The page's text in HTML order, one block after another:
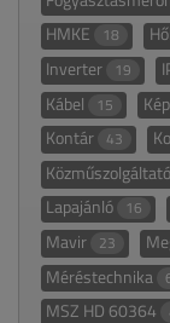
HMKE 18
Inverter 19
Kábel 15
Kontár 43
Közműszolgáltató
Lapajánló 16
Mavir 23
Méréstechnika
MSZ HD 60364